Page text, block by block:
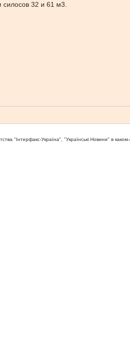
32 и 61 м3.
"Iнтерфакс-Україна", "Українськi Новини" в